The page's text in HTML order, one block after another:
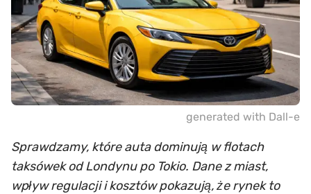
generated with Dall-e
Sprawdzamy, które auta dominują w flotach
taksówek od Londynu po Tokio. Dane z miast,
wpływ regulacji i kosztów pokazują, że rynek to